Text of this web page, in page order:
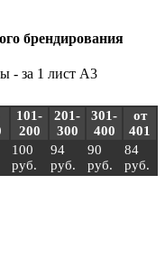
брендирования
- за 1 лист А3
101-
200
201-
300
301-
400
от
401
100
руб.
94
руб.
90
руб.
84
руб.